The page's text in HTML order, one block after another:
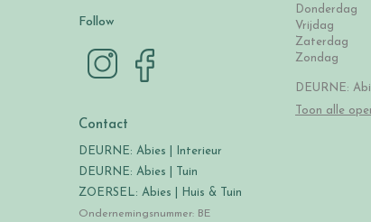
Follow
Contact
DEURNE: Abies | Interieur
DEURNE: Abies | Tuin
ZOERSEL: Abies | Huis & Tuin
Ondernemingsnummer: BE
Donderdag
Vrijdag
Zaterdag
Zondag
DEURNE:
Toon alle